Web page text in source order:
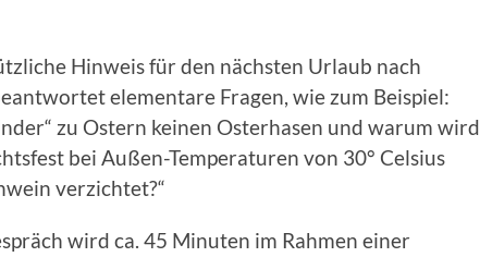
Hinweis für den nächsten Urlaub nach
elementare Fragen, wie zum Beispiel:
zu Ostern keinen Osterhasen und warum wird
bei Außen-Temperaturen von 30° Celsius
verzichtet?“
wird ca. 45 Minuten im Rahmen einer